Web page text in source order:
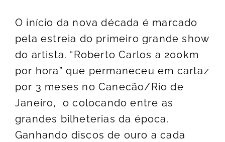
O início da nova década é marcado
pela estreia do primeiro grande show
do artista. “Roberto Carlos a 200km
por hora” que permaneceu em cartaz
por 3 meses no Canecão/Rio de
Janeiro, o colocando entre as
grandes bilheterias da época.
Ganhando discos de ouro a cada